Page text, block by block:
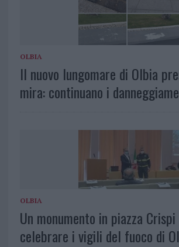
OLBIA
Il nuovo lungomare di Olbia
mira: continuano i
OLBIA
Un monumento in piazza
celebrare i vigili del fuoco di